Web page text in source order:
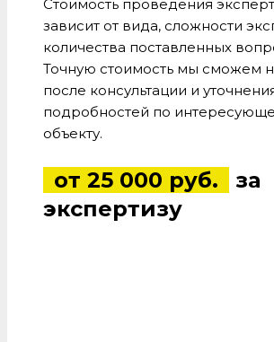
Стоимость проведения
зависит от вида, сложности
количества поставленных
Точную стоимость мы сможем
после консультации и
подробностей по
объекту.
от 25 000 руб.
за
экспертизу